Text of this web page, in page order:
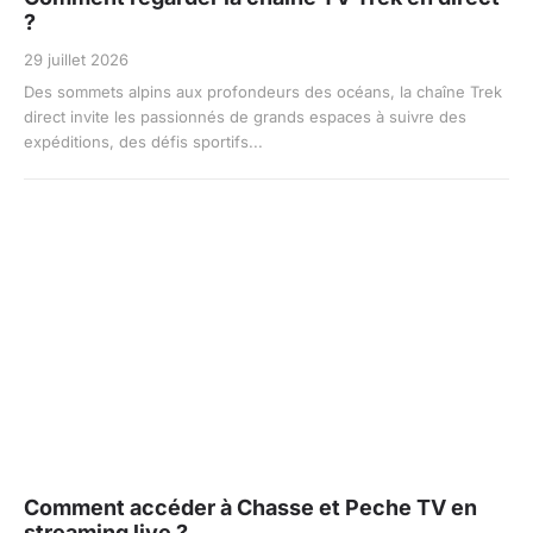
?
29 juillet 2026
Des sommets alpins aux profondeurs des océans, la chaîne Trek
direct invite les passionnés de grands espaces à suivre des
expéditions, des défis sportifs...
Comment accéder à Chasse et Peche TV en